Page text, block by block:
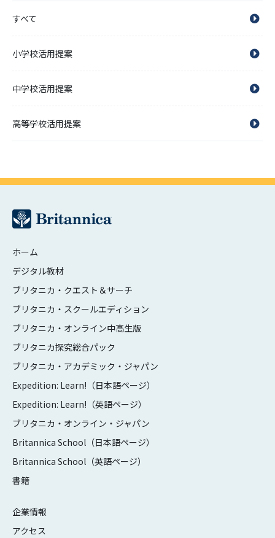
すべて
小学校活用提案
中学校活用提案
高等学校活用提案
ホーム
デジタル教材
ブリタニカ・クエスト＆サーチ
ブリタニカ・スクールエディション
ブリタニカ・オンライン中高生版
ブリタニカ探究総合パック
ブリタニカ・アカデミック・ジャパン
Expedition: Learn!（日本語ページ）
Expedition: Learn!（英語ページ）
ブリタニカ・オンライン・ジャパン
Britannica School（日本語ページ）
Britannica School（英語ページ）
書籍
企業情報
アクセス